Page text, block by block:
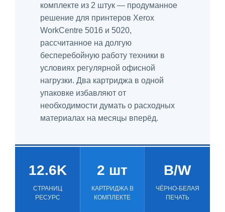
комплекте из 2 штук — продуманное
решение для принтеров Xerox
WorkCentre 5016 и 5020,
рассчитанное на долгую
бесперебойную работу техники в
условиях регулярной офисной
нагрузки. Два картриджа в одной
упаковке избавляют от
необходимости думать о расходных
материалах на месяцы вперёд.
12.6K
СТРАНИЦ
РЕСУРС
2 шт
КАРТРИДЖА В
КОМПЛЕКТЕ
B/W
ЧЁРНО-БЕЛАЯ
ПЕЧАТЬ